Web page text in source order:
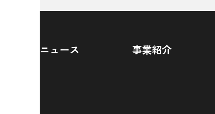
ニュース 事業紹介